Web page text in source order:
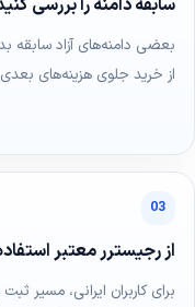
سابقه دامنه را بررسی
بعضی دامنه‌های آزاد سابقه
از خرید جلوی هزینه‌های بعدی
03
از رجیسترر معتبر
برای کاربران ایرانی، مسیر